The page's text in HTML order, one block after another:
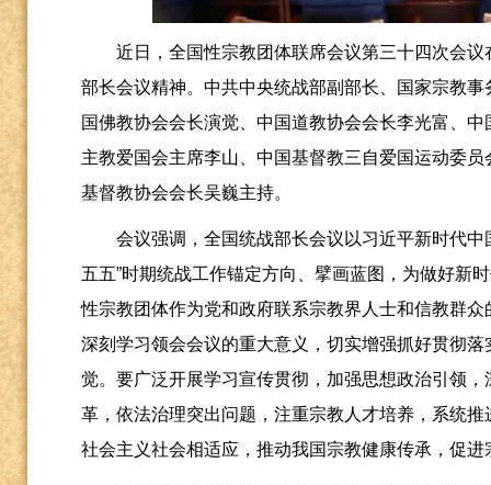
近日，全国性宗教团体联席会议第三十四次会
部长会议精神。中共中央统战部副部长、国家宗教
国佛教协会会长演觉、中国道教协会会长李光富、
主教爱国会主席李山、中国基督教三自爱国运动委
基督教协会会长吴巍主持。
会议强调，全国统战部长会议以习近平新时代
五五”时期统战工作锚定方向、擘画蓝图，为做好新
性宗教团体作为党和政府联系宗教界人士和信教群
深刻学习领会会议的重大意义，切实增强抓好贯彻
觉。要广泛开展学习宣传贯彻，加强思想政治引领
革，依法治理突出问题，注重宗教人才培养，系统
社会主义社会相适应，推动我国宗教健康传承，促